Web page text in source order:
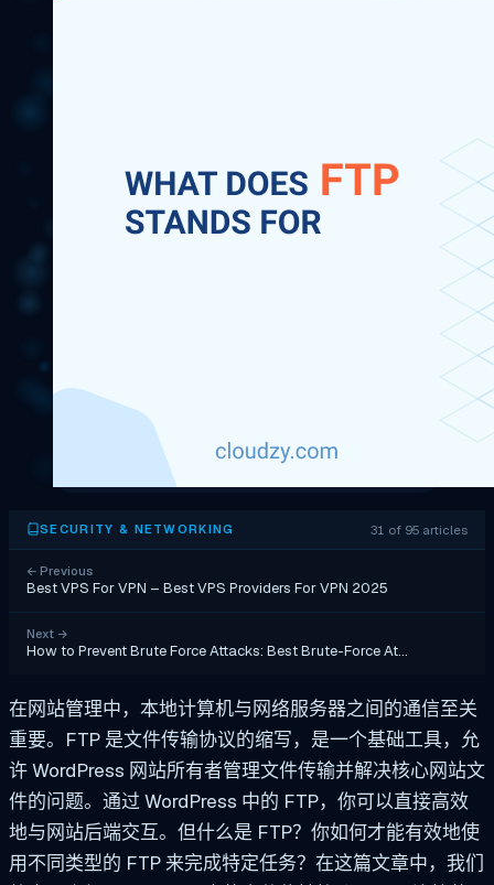
SECURITY & NETWORKING 31 of 95 articles
← Previous
Best VPS For VPN – Best VPS Providers For VPN 2025
Next →
How to Prevent Brute Force Attacks: Best Brute-Force At…
在网站管理中，本地计算机与网络服务器之间的通信至关
重要。FTP 是文件传输协议的缩写，是一个基础工具，允
许 WordPress 网站所有者管理文件传输并解决核心网站文
件的问题。通过 WordPress 中的 FTP，你可以直接高效
地与网站后端交互。但什么是 FTP？你如何才能有效地使
用不同类型的 FTP 来完成特定任务？在这篇文章中，我们